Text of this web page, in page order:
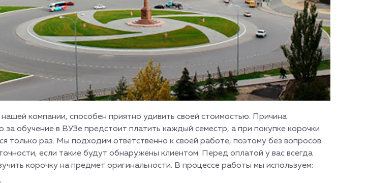
нашей компании, способен приятно удивить своей стоимостью. Причина
за обучение в ВУЗе предстоит платить каждый семестр, а при покупке корочки
только раз. Мы подходим ответственно к своей работе, поэтому без вопросов
если такие будут обнаружены клиентом. Перед оплатой у вас всегда
корочку на предмет оригинальности. В процессе работы мы используем: